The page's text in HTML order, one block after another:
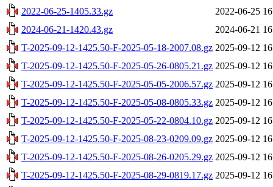
2022-06-25-1405.33.gz
2022-06-25
2024-06-21-1420.43.gz
2024-06-21
T-2025-09-12-1425.50-F-2025-05-18-2007.08.gz 2025-09-12
T-2025-09-12-1425.50-F-2025-05-26-0805.21.gz 2025-09-12
T-2025-09-12-1425.50-F-2025-05-05-2006.57.gz 2025-09-12
T-2025-09-12-1425.50-F-2025-05-08-0805.33.gz 2025-09-12
T-2025-09-12-1425.50-F-2025-05-22-0804.10.gz 2025-09-12
T-2025-09-12-1425.50-F-2025-08-23-0209.09.gz 2025-09-12
T-2025-09-12-1425.50-F-2025-08-26-0205.29.gz 2025-09-12
T-2025-09-12-1425.50-F-2025-08-29-0819.17.gz 2025-09-12